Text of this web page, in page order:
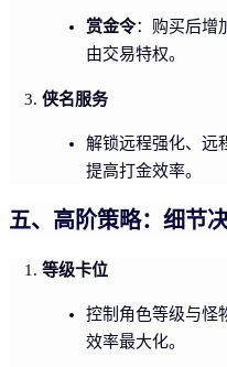
赏金令：购买后增
由交易特权。
侠名服务
解锁远程强化、远
提高打金效率。
五、高阶策略：细节
等级卡位
控制角色等级与怪
效率最大化。